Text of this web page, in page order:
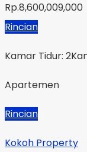
Rp.8,600,009,000
Rincian
Kamar Tidur: 2
Apartemen
Rincian
Kokoh Property